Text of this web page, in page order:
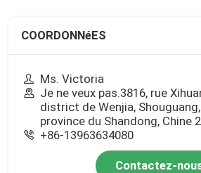
COORDONNéES
Ms. Victoria
Je ne veux pas.3816, rue
district de Wenjia,
province du Shandong, Chine
+86-13963634080
Contactez-